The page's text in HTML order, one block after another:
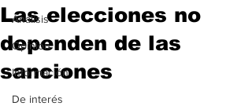
Análisis
Opinión
Información
De interés
Las elecciones no
dependen de las
sanciones